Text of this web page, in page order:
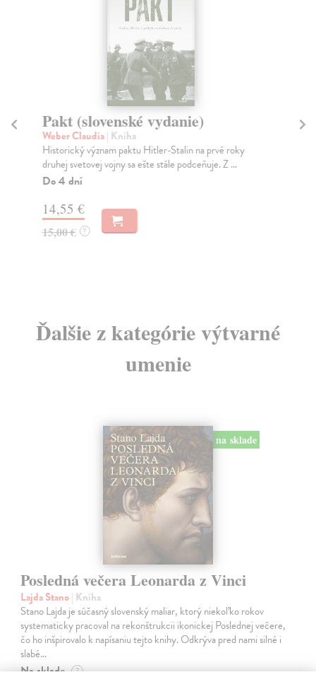
Pakt (slovenské vydanie)
Weber Claudia| Kniha
Historický význam paktu Hitler-Stalin na prvé roky
druhej svetovej vojny sa ešte stále podceňuje. Z ...
Do 4 dní
14,55 €
15,00 € ?
Ďalšie z kategórie výtvarné
umenie
na sklade
Posledná večera Leonarda z Vinci
Lajda Stano| Kniha
Stano Lajda je súčasný slovenský maliar, ktorý niekoľko rokov
systematicky pracoval na rekonštrukcii ikonickej Poslednej večere,
čo ho inšpirovalo k napísaniu tejto knihy. Odkrýva pred nami silné i
slabé…
Na sklade ?